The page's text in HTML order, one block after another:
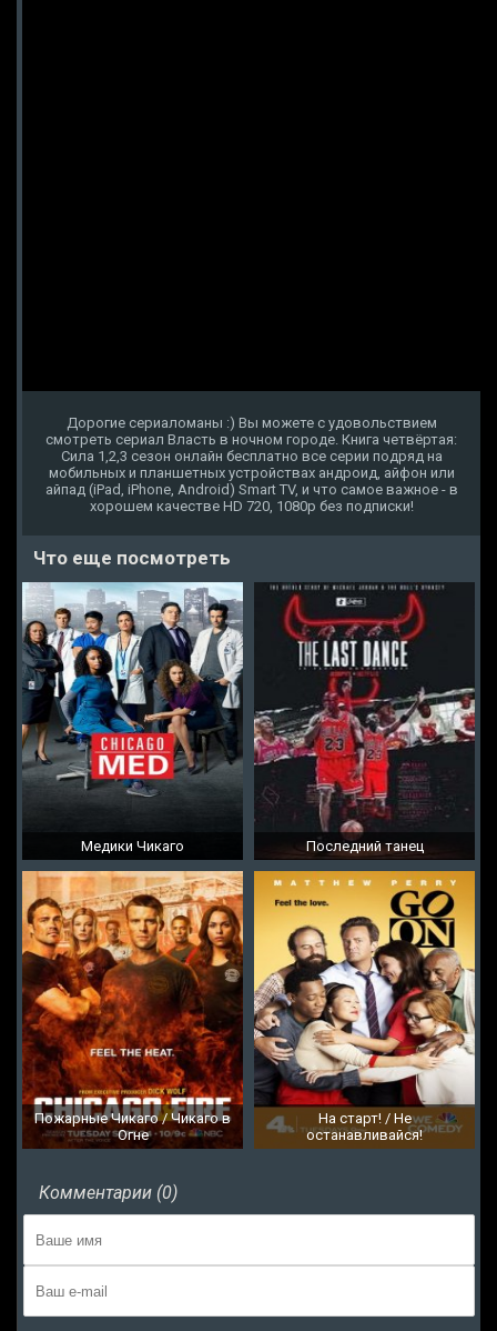
Дорогие сериаломаны :) Вы можете с удовольствием
смотреть сериал Власть в ночном городе. Книга четвёртая:
Сила 1,2,3 сезон онлайн бесплатно все серии подряд на
мобильных и планшетных устройствах андроид, айфон или
айпад (iPad, iPhone, Android) Smart TV, и что самое важное - в
хорошем качестве HD 720, 1080p без подписки!
Что еще посмотреть
Медики Чикаго Последний танец
Пожарные Чикаго / Чикаго в
Огне
На старт! / Не
останавливайся!
Комментарии (0)